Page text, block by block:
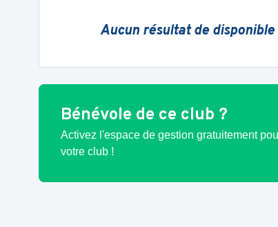
Aucun résultat de
Bénévole de ce club ?
Activez l'espace de gestion gratuitement
votre club !